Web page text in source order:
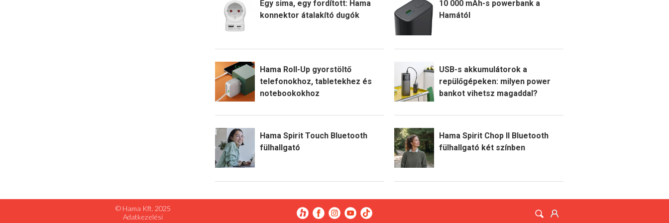
Egy sima, egy fordított: Hama
konnektor átalakító dugók
10 000 mAh-s powerbank a
Hamától
Hama Roll-Up gyorstöltő
telefonokhoz, tabletekhez és
notebookokhoz
USB-s akkumulátorok a
repülőgépeken: milyen power
bankot vihetsz magaddal?
Hama Spirit Touch Bluetooth
fülhallgató
Hama Spirit Chop II Bluetooth
fülhallgató két színben
© Hama Kft. 2025
Adatkezelési